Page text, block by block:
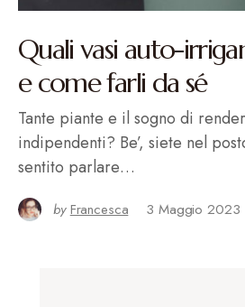
Quali vasi auto-
e come farli da sé
Tante piante e il sogno di
indipendenti? Be’, siete nel
sentito parlare…
by Francesca 3 Maggio 2023